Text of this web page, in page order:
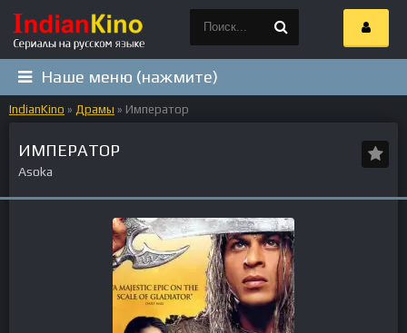
Наше меню (нажмите)
IndianKino » Драмы » Император
ИМПЕРАТОР
Asoka